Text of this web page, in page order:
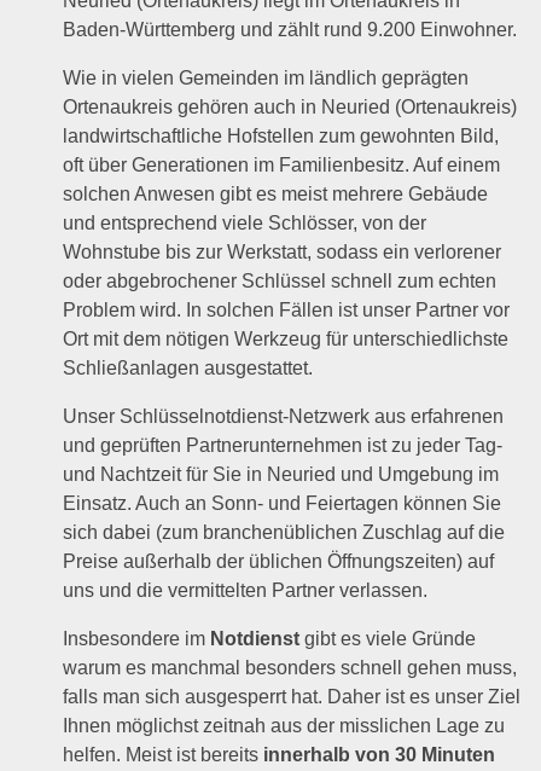
Baden-Württemberg und zählt rund 9.200 Einwohner.
Wie in vielen Gemeinden im ländlich geprägten
Ortenaukreis gehören auch in Neuried (Ortenaukreis)
landwirtschaftliche Hofstellen zum gewohnten Bild,
oft über Generationen im Familienbesitz. Auf einem
solchen Anwesen gibt es meist mehrere Gebäude
und entsprechend viele Schlösser, von der
Wohnstube bis zur Werkstatt, sodass ein verlorener
oder abgebrochener Schlüssel schnell zum echten
Problem wird. In solchen Fällen ist unser Partner vor
Ort mit dem nötigen Werkzeug für unterschiedlichste
Schließanlagen ausgestattet.
Unser Schlüsselnotdienst-Netzwerk aus erfahrenen
und geprüften Partnerunternehmen ist zu jeder Tag-
und Nachtzeit für Sie in Neuried und Umgebung im
Einsatz. Auch an Sonn- und Feiertagen können Sie
sich dabei (zum branchenüblichen Zuschlag auf die
Preise außerhalb der üblichen Öffnungszeiten) auf
uns und die vermittelten Partner verlassen.
Insbesondere im Notdienst gibt es viele Gründe
warum es manchmal besonders schnell gehen muss,
falls man sich ausgesperrt hat. Daher ist es unser Ziel
Ihnen möglichst zeitnah aus der misslichen Lage zu
helfen. Meist ist bereits innerhalb von 30 Minuten